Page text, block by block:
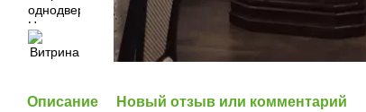
Описание Новый отзыв или комментарий